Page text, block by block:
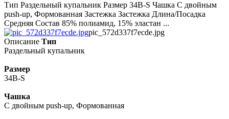
Тип Раздельный купальник Размер 34B-S Чашка С двойным
push-up, Формованная Застежка Застежка Длина/Посадка
Средняя Состав 85% полиамид, 15% эластан ...
pic_572d337f7ecde.jpg
Описание Тип
Раздельный купальник
Размер
34B-S
Чашка
С двойным push-up, Формованная